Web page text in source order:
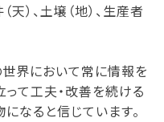
）、土壌（地）、生産者
界において常に情報を
って工夫・改善を続ける
なると信じています。